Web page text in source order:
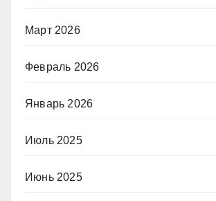
Март 2026
Февраль 2026
Январь 2026
Июль 2025
Июнь 2025